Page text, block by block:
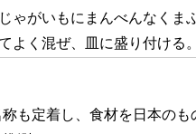
がいもにまんべんなくまぶ
く混ぜ、皿に盛り付ける。
も定着し、食材を日本の